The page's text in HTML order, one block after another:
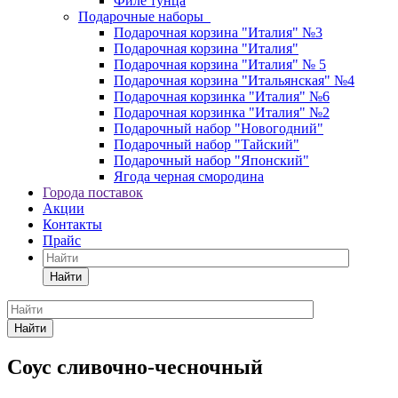
Подарочные наборы
Подарочная корзина "Италия" №3
Подарочная корзина "Италия"
Подарочная корзина "Италия" № 5
Подарочная корзина "Итальянская" №4
Подарочная корзинка "Италия" №6
Подарочная корзинка "Италия" №2
Подарочный набор "Новогодний"
Подарочный набор "Тайский"
Подарочный набор "Японский"
Ягода черная смородина
Города поставок
Акции
Контакты
Прайс
Найти
Найти
Соус сливочно-чесночный